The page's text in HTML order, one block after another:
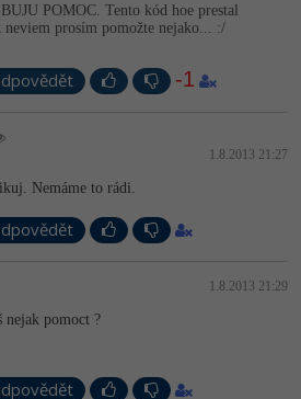
POMOC. Tento kód hoe prestal
prosím pomožte nejako... :/
-1
1.8.2013 21:27
Nemáme to rádi.
1.8.2013 21:29
nejak pomoct ?